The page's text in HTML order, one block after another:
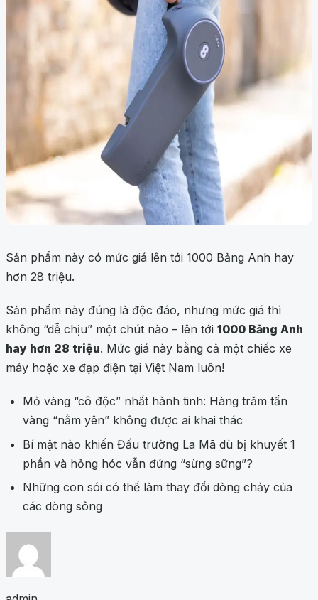
Sản phẩm này có mức giá lên tới 1000 Bảng Anh hay
hơn 28 triệu.
Sản phẩm này đúng là độc đáo, nhưng mức giá thì
không “dễ chịu” một chút nào – lên tới 1000 Bảng Anh
hay hơn 28 triệu. Mức giá này bằng cả một chiếc xe
máy hoặc xe đạp điện tại Việt Nam luôn!
Mỏ vàng “cô độc” nhất hành tinh: Hàng trăm tấn
vàng “nằm yên” không được ai khai thác
Bí mật nào khiến Đấu trường La Mã dù bị khuyết 1
phần và hỏng hóc vẫn đứng “sừng sững”?
Những con sói có thể làm thay đổi dòng chảy của
các dòng sông